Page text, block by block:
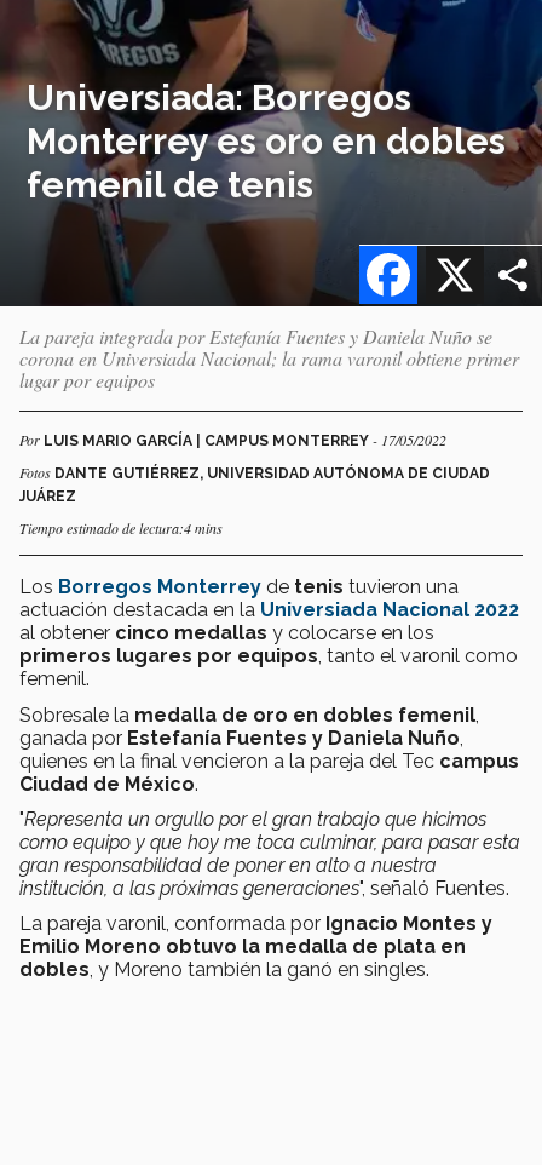
Universiada: Borregos
Monterrey es oro en dobles
femenil de tenis
X
Facebook
La pareja integrada por Estefanía Fuentes y Daniela Nuño se
corona en Universiada Nacional; la rama varonil obtiene primer
lugar por equipos
Por LUIS MARIO GARCÍA | CAMPUS MONTERREY - 17/05/2022
Fotos DANTE GUTIÉRREZ, UNIVERSIDAD AUTÓNOMA DE CIUDAD
JUÁREZ
Tiempo estimado de lectura:4 mins
Los Borregos Monterrey de tenis tuvieron una
actuación destacada en la Universiada Nacional 2022
al obtener cinco medallas y colocarse en los
primeros lugares por equipos , tanto el varonil como
femenil.
Sobresale la medalla de oro en dobles femenil
ganada por Estefanía Fuentes y Daniela Nuño
quienes en la final vencieron a la pareja del Tec campus
Ciudad de México.
"Representa un orgullo por el gran trabajo que hicimos
como equipo y que hoy me toca culminar, para pasar esta
gran responsabilidad de poner en alto a nuestra
institución, a las próximas generaciones", señaló Fuentes.
La pareja varonil, conformada por Ignacio Montes y
Emilio Moreno obtuvo la medalla de plata en
dobles , y Moreno también la ganó en singles.